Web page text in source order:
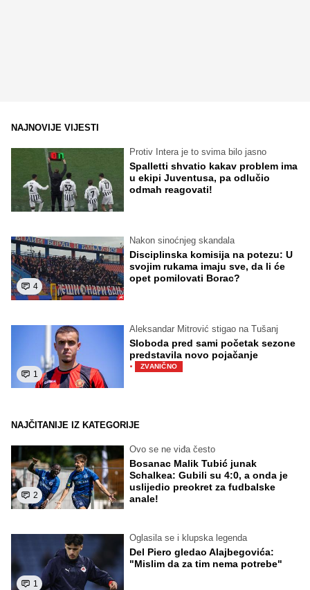
NAJNOVIJE VIJESTI
Protiv Intera je to svima bilo jasno
Spalletti shvatio kakav problem ima
u ekipi Juventusa, pa odlučio
odmah reagovati!
4
Nakon sinoćnjeg skandala
Disciplinska komisija na potezu: U
svojim rukama imaju sve, da li će
opet pomilovati Borac?
1
Aleksandar Mitrović stigao na Tušanj
Sloboda pred sami početak sezone
predstavila novo pojačanje
· ZVANIČNO
NAJČITANIJE IZ KATEGORIJE
2
Ovo se ne viđa često
Bosanac Malik Tubić junak
Schalkea: Gubili su 4:0, a onda je
uslijedio preokret za fudbalske
anale!
1
Oglasila se i klupska legenda
Del Piero gledao Alajbegovića:
"Mislim da za tim nema potrebe"